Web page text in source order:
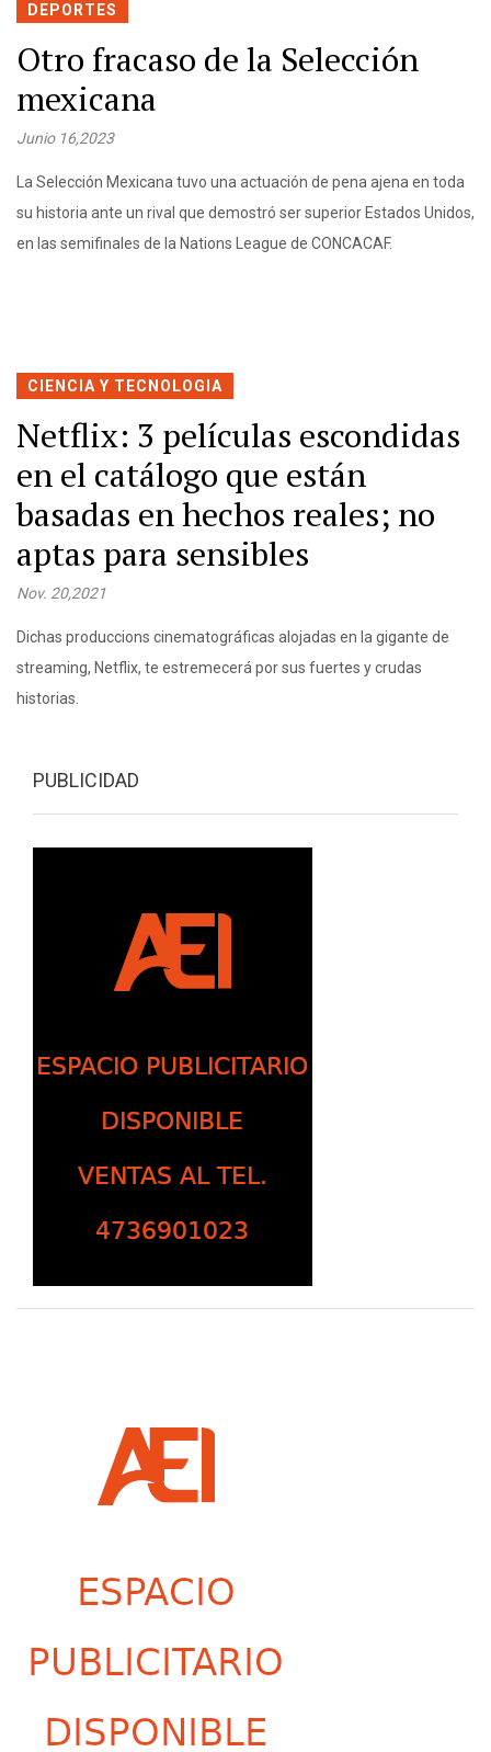
DEPORTES
Otro fracaso de la Selección
mexicana
Junio 16,2023
La Selección Mexicana tuvo una actuación de pena ajena en toda
su historia ante un rival que demostró ser superior Estados Unidos,
en las semifinales de la Nations League de CONCACAF.
CIENCIA Y TECNOLOGIA
Netflix: 3 películas escondidas
en el catálogo que están
basadas en hechos reales; no
aptas para sensibles
Nov. 20,2021
Dichas produccions cinematográficas alojadas en la gigante de
streaming, Netflix, te estremecerá por sus fuertes y crudas
historias.
PUBLICIDAD